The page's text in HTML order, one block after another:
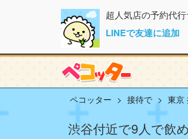
超人気店の予約代行
LINEで友達に追加
ペコッター 接待で 東京
渋谷付近で9人で飲